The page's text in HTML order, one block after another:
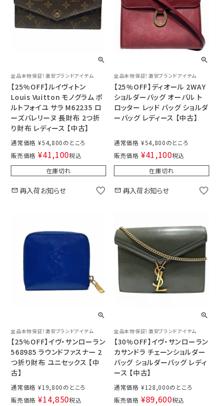
全品本物保証！激安ブランドアイテム
【25%OFF】ルイヴィトン
Louis Vuitton モノグラム ポ
ルトフォイユ サラ M62235 ロ
ーズバレリーヌ 長財布 2つ折
り財布 レディース 【中古】
通常価格 ¥54,800
販売価格 ¥41,100税込
在庫切れ
再入荷お知らせ
全品本物保証！激安ブランドアイテム
【25%OFF】ディオール 2WAY
ショルダーバッグ オーバル ト
ロッター レッド バッグ ショルダ
ーバッグ レディース 【中古】
通常価格 ¥54,800
販売価格 ¥41,100税込
在庫切れ
再入荷お知らせ
全品本物保証！激安ブランドアイテム
【25%OFF】イヴ・サンローラン
568985 ラウンドファスナー 2
つ折り財布 ユニセックス 【中
古】
通常価格 ¥19,800
販売価格 ¥14,850税込
全品本物保証！激安ブランドアイテム
【30%OFF】イヴ・サンローラン
カサンドラ チェーンショルダー
バッグ ショルダーバッグ レディ
ース 【中古】
通常価格 ¥128,000
販売価格 ¥89,600税込